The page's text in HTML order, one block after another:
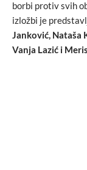
borbi protiv svih
izložbi je
Janković, Nataša
Vanja Lazić i